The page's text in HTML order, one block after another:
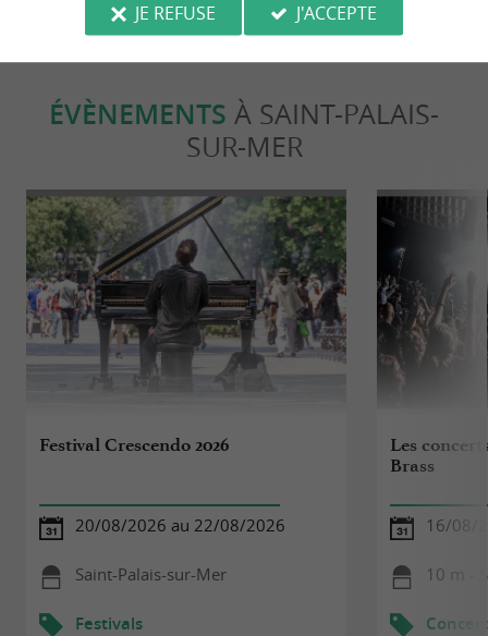
ÉVÈNEMENTS À SAINT-PALAIS-
SUR-MER
Festival Crescendo 2026
20/08/2026 au 22/08/2026
Saint-Palais-sur-Mer
Festivals
Les
Brass
16/08/
10 m -
JE REFUSE
J'ACCEPTE